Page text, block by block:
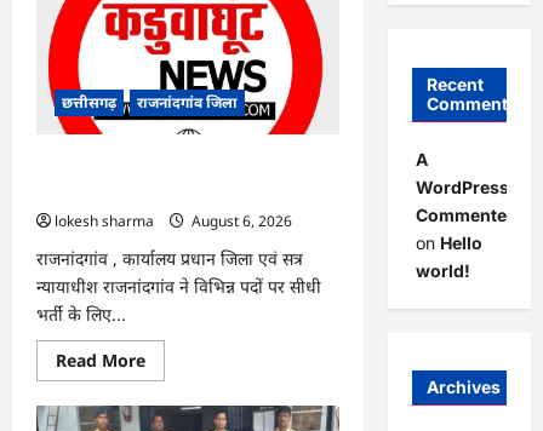
ऑटो
चालक
को
लूटने
वाले
4
गिरफ्तार…
छत्तीसगढ़ राजनांदगांव जिला
lokesh sharma
August 6, 2026
राजनांदगांव , कार्यालय प्रधान जिला एवं सत्र
न्यायाधीश राजनांदगांव ने विभिन्न पदों पर सीधी
भर्ती के लिए...
Read MoreRead
more
राजनांदगांव
Recent
Comments
A
WordPress
Commenter
on Hello
world!
Archives